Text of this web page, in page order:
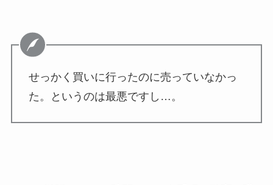
せっかく買いに行ったのに売っていなかっ
た。というのは最悪ですし…。